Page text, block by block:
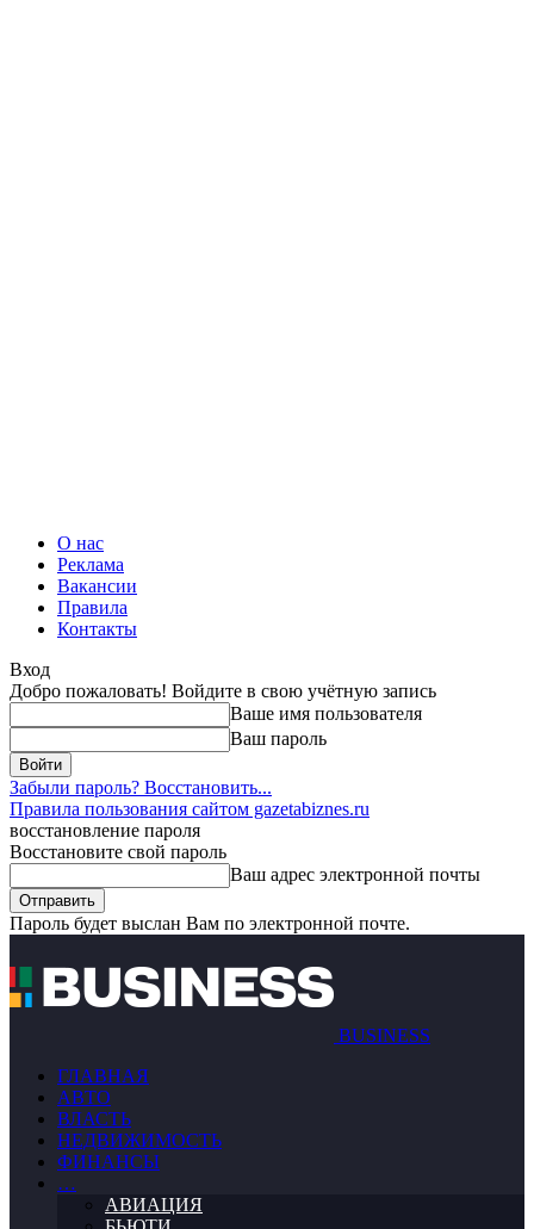
О нас
Реклама
Вакансии
Правила
Контакты
Вход
Добро пожаловать! Войдите в свою учётную запись
Ваше имя пользователя
Ваш пароль
Забыли пароль? Восстановить...
Правила пользования сайтом gazetabiznes.ru
восстановление пароля
Восстановите свой пароль
Ваш адрес электронной почты
Пароль будет выслан Вам по электронной почте.
BUSINESS
ГЛАВНАЯ
АВТО
ВЛАСТЬ
НЕДВИЖИМОСТЬ
ФИНАНСЫ
…
АВИАЦИЯ